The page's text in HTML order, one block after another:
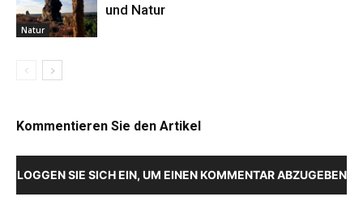
Natur
und Natur
Kommentieren Sie den Artikel
LOGGEN SIE SICH EIN, UM EINEN KOMMENTAR ABZUGEBEN